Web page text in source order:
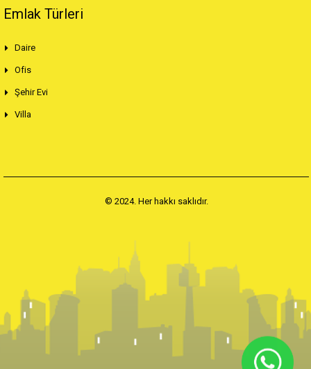
Emlak Türleri
Daire
Ofis
Şehir Evi
Villa
© 2024. Her hakkı saklıdır.